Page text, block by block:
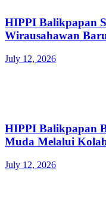
HIPPI Balikpapan
Wirausahawan
July 12, 2026
HIPPI Balikpapan
Muda Melalui
July 12, 2026